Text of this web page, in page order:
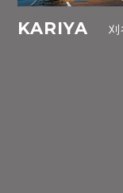
KARIYA 刈